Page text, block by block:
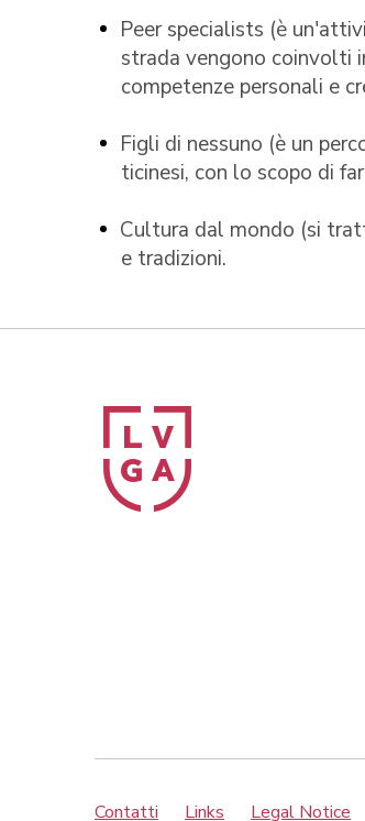
Peer specialists (è
strada vengono coinvolti
competenze personali e
Figli di nessuno (è un
ticinesi, con lo scopo di
Cultura dal mondo (si
e tradizioni.
Contatti Links Legal Notice